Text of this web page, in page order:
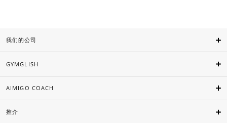
我们的公司
GYMGLISH
AIMIGO COACH
推介